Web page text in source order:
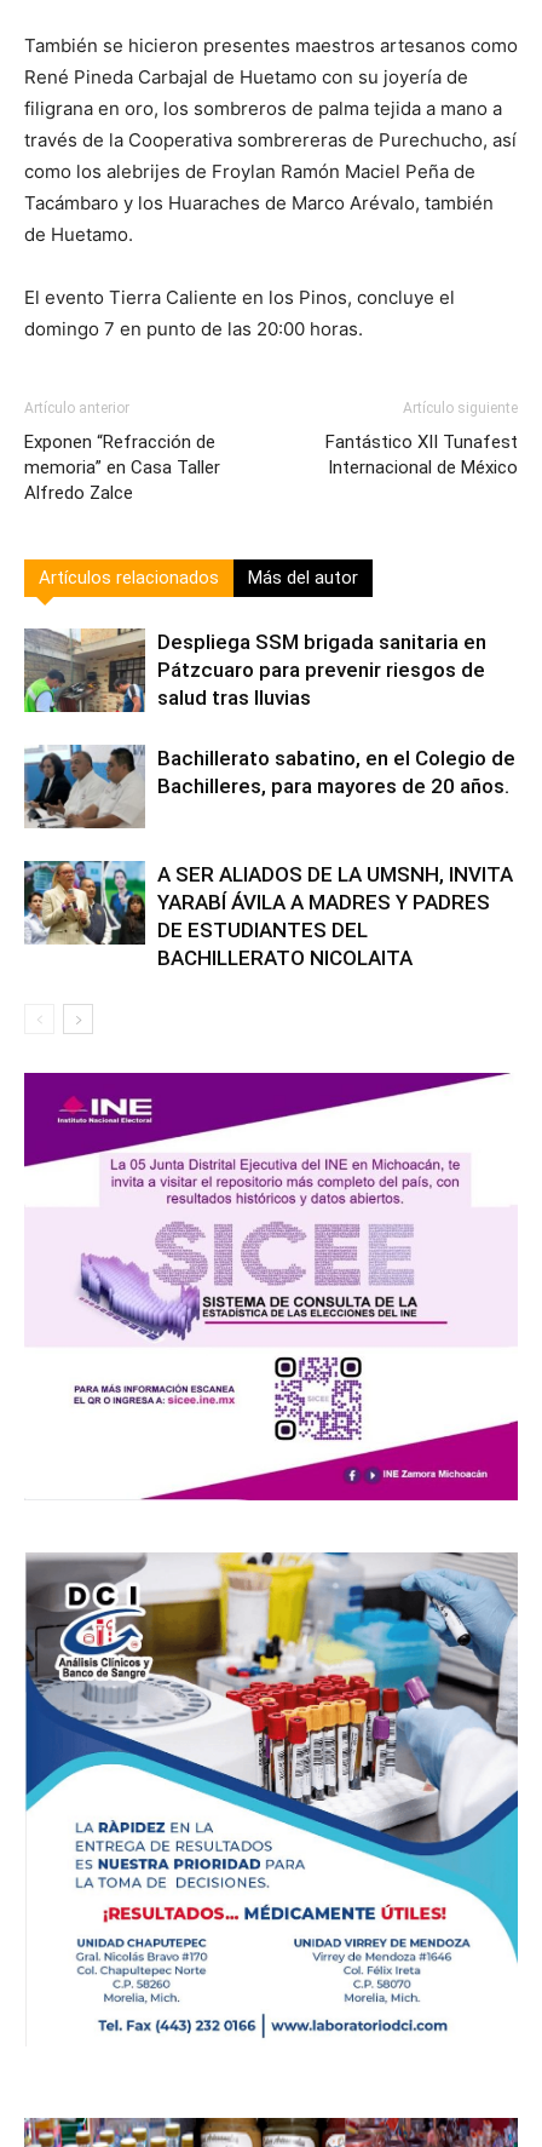
También se hicieron presentes maestros artesanos como
René Pineda Carbajal de Huetamo con su joyería de
filigrana en oro, los sombreros de palma tejida a mano a
través de la Cooperativa sombrereras de Purechucho, así
como los alebrijes de Froylan Ramón Maciel Peña de
Tacámbaro y los Huaraches de Marco Arévalo, también
de Huetamo.
El evento Tierra Caliente en los Pinos, concluye el
domingo 7 en punto de las 20:00 horas.
Artículo anterior
Exponen “Refracción de
memoria” en Casa Taller
Alfredo Zalce
Artículo siguiente
Fantástico XII Tunafest
Internacional de México
Artículos relacionados Más del autor
Despliega SSM brigada sanitaria en
Pátzcuaro para prevenir riesgos de
salud tras lluvias
Bachillerato sabatino, en el Colegio de
Bachilleres, para mayores de 20 años.
A SER ALIADOS DE LA UMSNH, INVITA
YARABÍ ÁVILA A MADRES Y PADRES
DE ESTUDIANTES DEL
BACHILLERATO NICOLAITA